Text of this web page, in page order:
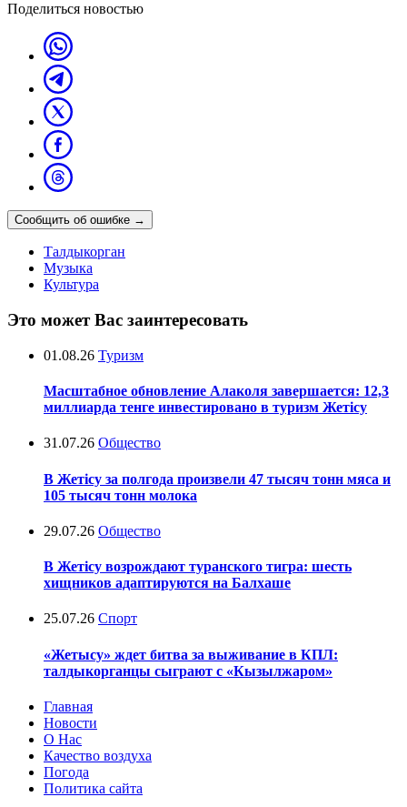
Поделиться новостью
Сообщить об ошибке →
Талдыкорган
Музыка
Культура
Это может Вас заинтересовать
01.08.26 Туризм
Масштабное обновление Алаколя завершается: 12,3
миллиарда тенге инвестировано в туризм Жетісу
31.07.26 Общество
В Жетісу за полгода произвели 47 тысяч тонн мяса и
105 тысяч тонн молока
29.07.26 Общество
В Жетісу возрождают туранского тигра: шесть
хищников адаптируются на Балхаше
25.07.26 Спорт
«Жетысу» ждет битва за выживание в КПЛ:
талдыкорганцы сыграют с «Кызылжаром»
Главная
Новости
О Нас
Качество воздуха
Погода
Политика сайта